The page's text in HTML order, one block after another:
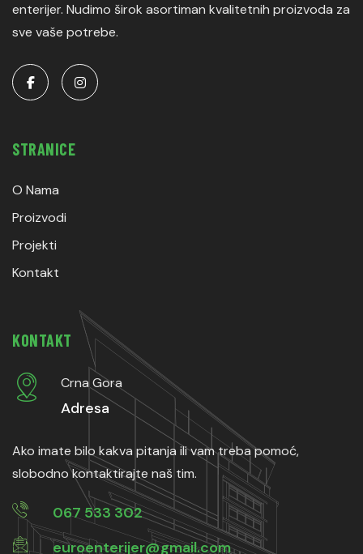
enterijer. Nudimo širok asortiman kvalitetnih proizvoda za
sve vaše potrebe.
STRANICE
O Nama
Proizvodi
Projekti
Kontakt
KONTAKT
Crna Gora
Adresa
Ako imate bilo kakva pitanja ili vam treba pomoć,
slobodno kontaktirajte naš tim.
067 533 302
euroenterijer@gmail.com